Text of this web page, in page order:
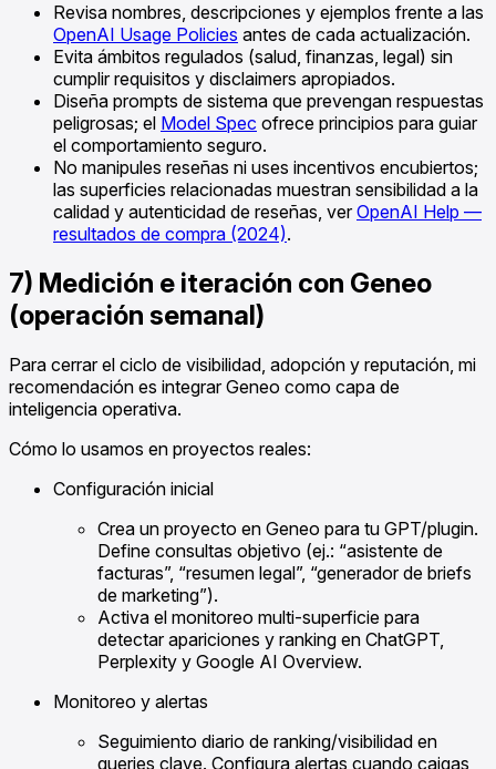
Revisa nombres, descripciones y ejemplos frente a las
OpenAI Usage Policies antes de cada actualización.
Evita ámbitos regulados (salud, finanzas, legal) sin
cumplir requisitos y disclaimers apropiados.
Diseña prompts de sistema que prevengan respuestas
peligrosas; el Model Spec ofrece principios para guiar
el comportamiento seguro.
No manipules reseñas ni uses incentivos encubiertos;
las superficies relacionadas muestran sensibilidad a la
calidad y autenticidad de reseñas, verOpenAI Help —
resultados de compra (2024).
7) Medición e iteración con Geneo
(operación semanal)
Para cerrar el ciclo de visibilidad, adopción y reputación, mi
recomendación es integrar Geneo como capa de
inteligencia operativa.
Cómo lo usamos en proyectos reales:
Configuración inicial
Crea un proyecto en Geneo para tu GPT/plugin.
Define consultas objetivo (ej.: “asistente de
facturas”, “resumen legal”, “generador de briefs
de marketing”).
Activa el monitoreo multi-superficie para
detectar apariciones y ranking en ChatGPT,
Perplexity y Google AI Overview.
Monitoreo y alertas
Seguimiento diario de ranking/visibilidad en
queries clave. Configura alertas cuando caigas